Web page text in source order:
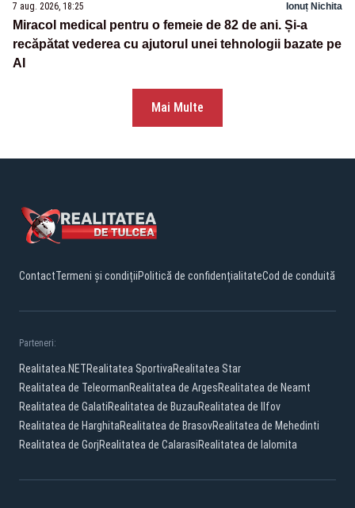
7 aug. 2026, 18:25 Ionuț Nichita
Miracol medical pentru o femeie de 82 de ani. Și-a
recăpătat vederea cu ajutorul unei tehnologii bazate pe
AI
Mai Multe
ContactTermeni și condițiiPolitică de confidențialitateCod de conduită
Parteneri:
Realitatea.NETRealitatea SportivaRealitatea Star
Realitatea de TeleormanRealitatea de ArgesRealitatea de Neamt
Realitatea de GalatiRealitatea de BuzauRealitatea de Ilfov
Realitatea de HarghitaRealitatea de BrasovRealitatea de Mehedinti
Realitatea de GorjRealitatea de CalarasiRealitatea de Ialomita